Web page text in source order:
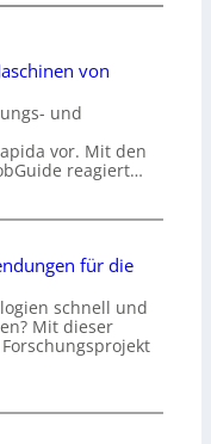
von
und
vor. Mit den
reagiert…
für die
schnell und
Mit dieser